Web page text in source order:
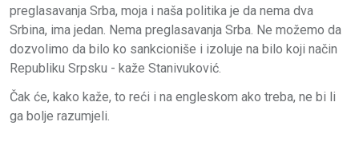
preglasavanja Srba, moja i naša politika je da nema dva
Srbina, ima jedan. Nema preglasavanja Srba. Ne možemo da
dozvolimo da bilo ko sankcioniše i izoluje na bilo koji način
Republiku Srpsku - kaže Stanivuković.
Čak će, kako kaže, to reći i na engleskom ako treba, ne bi li
ga bolje razumjeli.